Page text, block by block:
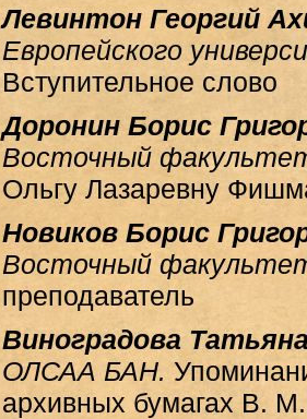
Левинтон Георгий
Европейского
Вступительное слово
Доронин Борис
Восточный
Ольгу Лазаревну
Новиков Борис
Восточный
преподаватель
Виноградова
ОЛСАА БАН.
архивных бумагах В.